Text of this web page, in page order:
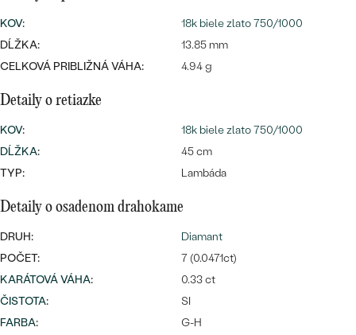
Najpredávanejšie
svadobné
PREZRIEŤ
DRAHOKAM
STRIEBRO
S LAB GROWN DIAMANTMI
S PERLAMI
PODĽA ŠTÝLU
SYMBOLICKÉ
MINIMALISTICKÉ
PODĽA PRÍLEŽITOSTI
LUXUSNÉ
LUXUSNÉ
KOV:
18k biele zlato 750/1000
DĹŽKA:
13.85 mm
CELKOVÁ PRIBLIŽNÁ VÁHA:
4.94 g
Detaily o retiazke
KOV:
18k biele zlato 750/1000
DĹŽKA:
45 cm
TYP:
Lambáda
Detaily o osadenom drahokame
DRUH:
Diamant
POČET:
7 (0.0471ct)
KARÁTOVÁ VÁHA:
0.33 ct
ČISTOTA:
SI
FARBA:
G-H